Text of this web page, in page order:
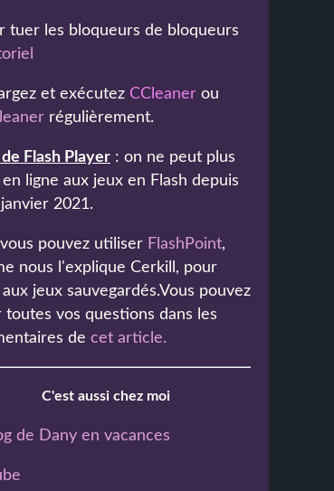
tuer les bloqueurs de bloqueurs
et exécutez CCleaner ou
régulièrement.
Flash Player : on ne peut plus
ligne aux jeux en Flash depuis
2021.
pouvez utiliser FlashPoint,
nous l'explique Cerkill, pour
jeux sauvegardés.Vous pouvez
toutes vos questions dans les
de cet article.
C'est aussi chez moi
de Dany en vacances